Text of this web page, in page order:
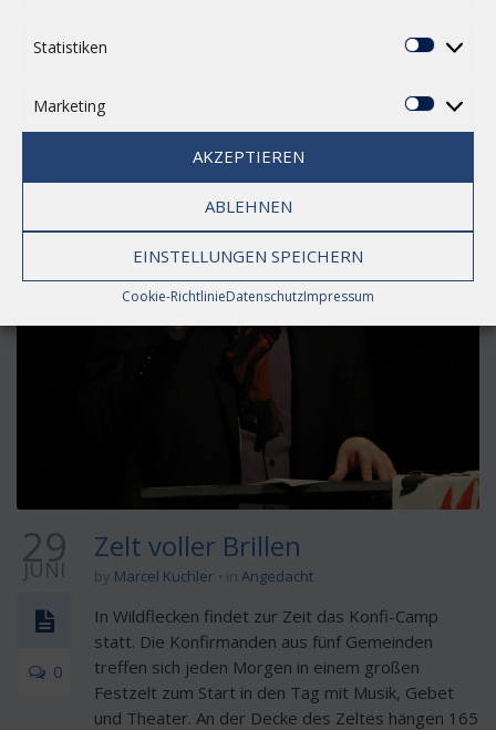
Statistiken
Marketing
AKZEPTIEREN
ABLEHNEN
EINSTELLUNGEN SPEICHERN
Cookie-RichtlinieDatenschutzImpressum
29
JUNI
0
Zelt voller Brillen
by Marcel Kuchler in Angedacht
In Wildflecken findet zur Zeit das Konfi-Camp
statt. Die Konfirmanden aus fünf Gemeinden
treffen sich jeden Morgen in einem großen
Festzelt zum Start in den Tag mit Musik, Gebet
und Theater. An der Decke des Zeltes hängen 165